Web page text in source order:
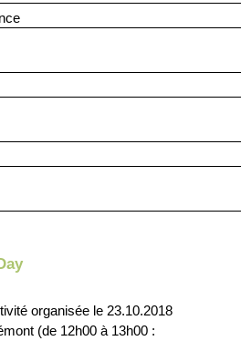
organisée le 23.10.2018
(de 12h00 à 13h00 :